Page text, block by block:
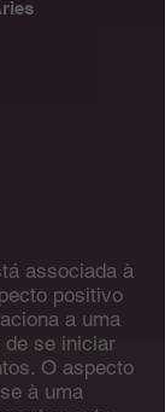
associada à
positivo
a uma
de se iniciar
O aspecto
à uma